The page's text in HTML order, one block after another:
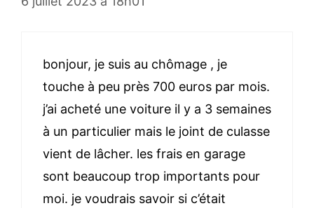
bonjour, je suis au chômage , je
touche à peu près 700 euros par mois.
j’ai acheté une voiture il y a 3 semaines
à un particulier mais le joint de culasse
vient de lâcher. les frais en garage
sont beaucoup trop importants pour
moi. je voudrais savoir si c’était